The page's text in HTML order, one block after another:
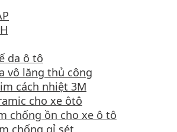
da ô tô
vô lăng thủ công
cách nhiệt 3M
cho xe ôtô
chống ồn cho xe ô tô